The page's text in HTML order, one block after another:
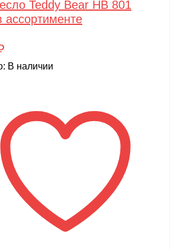
Teddy Bear HB 801
ассортименте
В наличии